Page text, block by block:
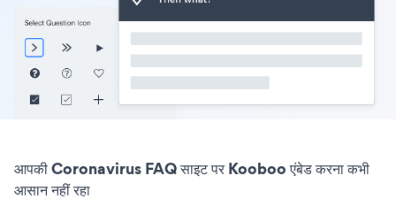
आपकी Coronavirus FAQ साइट पर Kooboo एंबेड करना कभी
आसान नहीं रहा